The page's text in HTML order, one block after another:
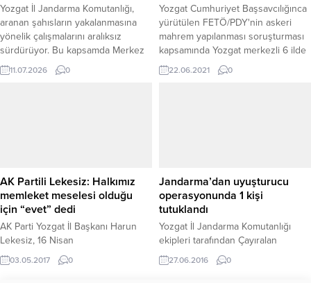
Yozgat İl Jandarma Komutanlığı,
aranan şahısların yakalanmasına
yönelik çalışmalarını aralıksız
sürdürüyor. Bu kapsamda Merkez
İlçe Jandarma Komutanlığı ekipleri
ile Jandarma Suç Araştırma Timi
şahsın “Basit Yaralama” suçundan
arandığı...
11.07.2026 0
Yozgat Cumhuriyet Başsavcılığınca
yürütülen FETÖ/PDY'nin askeri
mahrem yapılanması soruşturması
kapsamında Yozgat merkezli 6 ilde
düzenlenen operasyonda 9
şüpheli göz atına alındı.
22.06.2021 0
AK Partili Lekesiz: Halkımız
memleket meselesi olduğu
için “evet” dedi
AK Parti Yozgat İl Başkanı Harun
Lekesiz, 16 Nisan
Cumhurbaşkanlığı Hükümet Sistemi
ve Anayasa değişikliği halk
03.05.2017 0
Jandarma’dan uyuşturucu
operasyonunda 1 kişi
tutuklandı
Yozgat İl Jandarma Komutanlığı
ekipleri tarafından Çayıralan
ilçesine bağlı Çokradan Köyünde
düzenlenen uyuşturucu
27.06.2016 0